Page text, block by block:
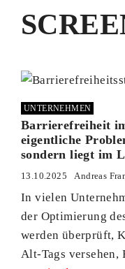
UNTERNEHMEN
Barrierefreiheit
eigentliche
sondern liegt im
13.10.2025 Andreas
In vielen
der Optimierung
werden überprüft,
Alt-Tags versehen,